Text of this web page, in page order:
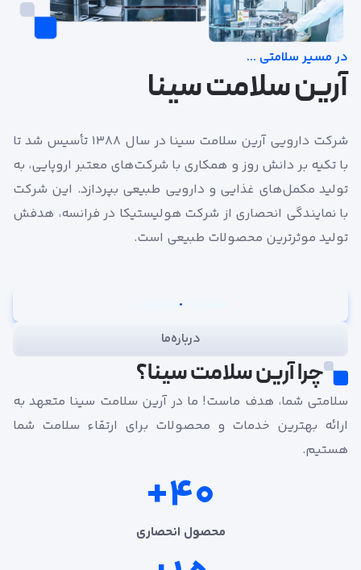
در مسیر سلامتی ...
آرین سلامت سینا
شرکت دارویی آرین سلامت سینا در سال 1388 تأسیس شد تا
با تکیه بر دانش روز و همکاری با شرکت‌های معتبر اروپایی، به
تولید مکمل‌های غذایی و دارویی طبیعی بپردازد. این شرکت
با نمایندگی انحصاری از شرکت هولیستیکا در فرانسه، هدفش
تولید موثرترین محصولات طبیعی است.
مشاهده محصولات
درباره‌ما
چرا آرین سلامت سینا؟
سلامتی شما، هدف ماست! ما در آرین سلامت سینا متعهد به
ارائه بهترین خدمات و محصولات برای ارتقاء سلامت شما
هستیم.
+40
محصول انحصاری